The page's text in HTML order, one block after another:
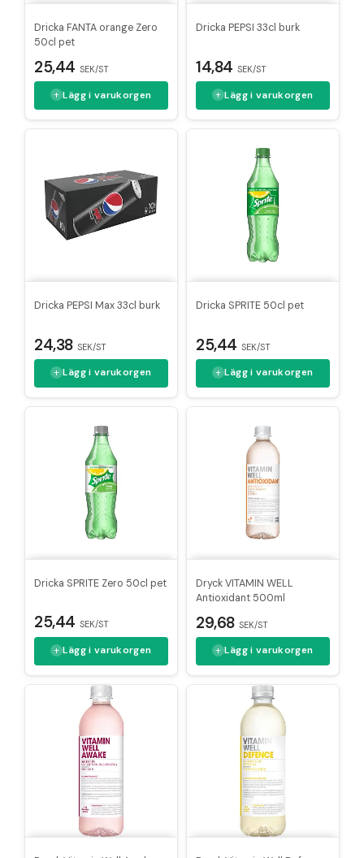
Dricka FANTA orange Zero
50cl pet
25,44 SEK/ST
Lägg i varukorgen
Dricka PEPSI 33cl burk
14,84 SEK/ST
Lägg i varukorgen
Dricka PEPSI Max 33cl burk
24,38 SEK/ST
Lägg i varukorgen
Dricka SPRITE 50cl pet
25,44 SEK/ST
Lägg i varukorgen
Dricka SPRITE Zero 50cl pet
25,44 SEK/ST
Lägg i varukorgen
Dryck VITAMIN WELL
Antioxidant 500ml
29,68 SEK/ST
Lägg i varukorgen